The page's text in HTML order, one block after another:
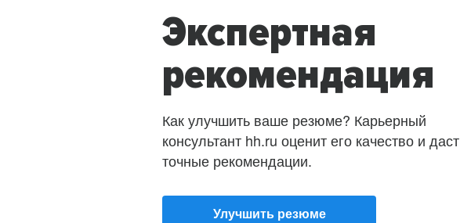
Экспертная
рекомендация
Как улучшить ваше резюме? Карьерный
консультант hh.ru оценит его качество и даст
точные рекомендации.
Улучшить резюме